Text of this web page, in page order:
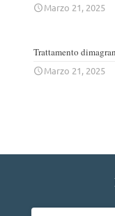
Marzo 21, 2025
Trattamento
Marzo 21, 2025